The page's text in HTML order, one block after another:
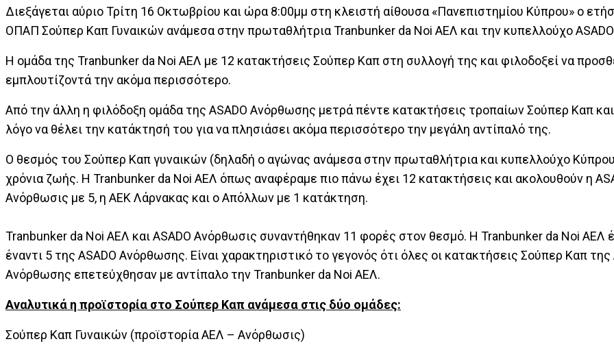
Διεξάγεται αύριο Τρίτη 16 Οκτωβρίου και ώρα 8:00μμ στη κλειστή αίθουσα «Πανεπιστημίου Κύπρου» ο
ΟΠΑΠ Σούπερ Καπ Γυναικών ανάμεσα στην πρωταθλήτρια Tranbunker da Noi AΕΛ και την κυπελλούχο
Η ομάδα της Tranbunker da Noi ΑΕΛ με 12 κατακτήσεις Σούπερ Καπ στη συλλογή της και φιλοδοξεί να
εμπλουτίζοντά την ακόμα περισσότερο.
Από την άλλη η φιλόδοξη ομάδα της ASADO Ανόρθωσης μετρά πέντε κατακτήσεις τροπαίων Σούπερ Καπ
λόγο να θέλει την κατάκτησή του για να πλησιάσει ακόμα περισσότερο την μεγάλη αντίπαλό της.
Ο θεσμός του Σούπερ Καπ γυναικών (δηλαδή ο αγώνας ανάμεσα στην πρωταθλήτρια και κυπελλούχο
χρόνια ζωής. Η Tranbunker da Noi ΑΕΛ όπως αναφέραμε πιο πάνω έχει 12 κατακτήσεις και ακολουθούν η
Ανόρθωσις με 5, η ΑΕΚ Λάρνακας και ο Απόλλων με 1 κατάκτηση.
Tranbunker da Noi AΕΛ και ASADO Ανόρθωσις συναντήθηκαν 11 φορές στον θεσμό. Η Tranbunker da Noi ΑΕΛ
έναντι 5 της ASADO Ανόρθωσης. Είναι χαρακτηριστικό το γεγονός ότι όλες οι κατακτήσεις Σούπερ Καπ της
Ανόρθωσης επετεύχθησαν με αντίπαλο την Tranbunker da Noi ΑΕΛ.
Αναλυτικά η προϊστορία στο Σούπερ Καπ ανάμεσα στις δύο ομάδες:
Σούπερ Καπ Γυναικών (προϊστορία ΑΕΛ – Ανόρθωσις)